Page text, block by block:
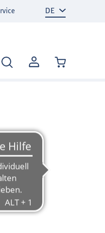
MEIN
KONTO